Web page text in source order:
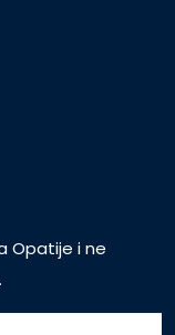
Opatije i ne